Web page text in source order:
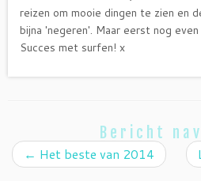
reizen om mooie dingen te zien en
bijna 'negeren'. Maar eerst nog
Succes met surfen! x
Bericht
← Het beste van 2014